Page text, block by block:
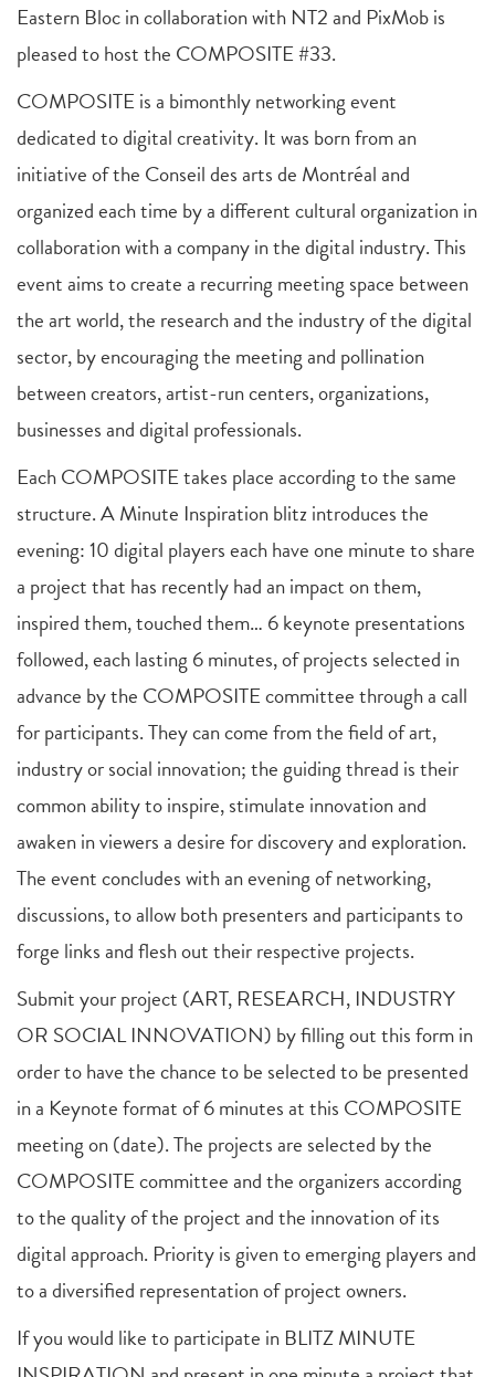
Eastern Bloc in collaboration with NT2 and PixMob is
pleased to host the COMPOSITE #33.
COMPOSITE is a bimonthly networking event
dedicated to digital creativity. It was born from an
initiative of the Conseil des arts de Montréal and
organized each time by a different cultural organization in
collaboration with a company in the digital industry. This
event aims to create a recurring meeting space between
the art world, the research and the industry of the digital
sector, by encouraging the meeting and pollination
between creators, artist-run centers, organizations,
businesses and digital professionals.
Each COMPOSITE takes place according to the same
structure. A Minute Inspiration blitz introduces the
evening: 10 digital players each have one minute to share
a project that has recently had an impact on them,
inspired them, touched them… 6 keynote presentations
followed, each lasting 6 minutes, of projects selected in
advance by the COMPOSITE committee through a call
for participants. They can come from the field of art,
industry or social innovation; the guiding thread is their
common ability to inspire, stimulate innovation and
awaken in viewers a desire for discovery and exploration.
The event concludes with an evening of networking,
discussions, to allow both presenters and participants to
forge links and flesh out their respective projects.
Submit your project (ART, RESEARCH, INDUSTRY
OR SOCIAL INNOVATION) by filling out this form in
order to have the chance to be selected to be presented
in a Keynote format of 6 minutes at this COMPOSITE
meeting on (date). The projects are selected by the
COMPOSITE committee and the organizers according
to the quality of the project and the innovation of its
digital approach. Priority is given to emerging players and
to a diversified representation of project owners.
If you would like to participate in BLITZ MINUTE